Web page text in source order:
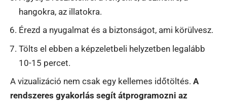
hangokra, az illatokra.
Érezd a nyugalmat és a biztonságot, ami körülvesz.
Tölts el ebben a képzeletbeli helyzetben legalább
10-15 percet.
A vizualizáció nem csak egy kellemes időtöltés. A
rendszeres gyakorlás segít átprogramozni az